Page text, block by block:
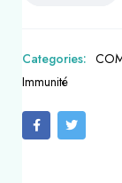
Categories:
Immunité